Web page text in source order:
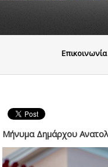
Eπικοινωνία
Μήνυμα Δημάρχου